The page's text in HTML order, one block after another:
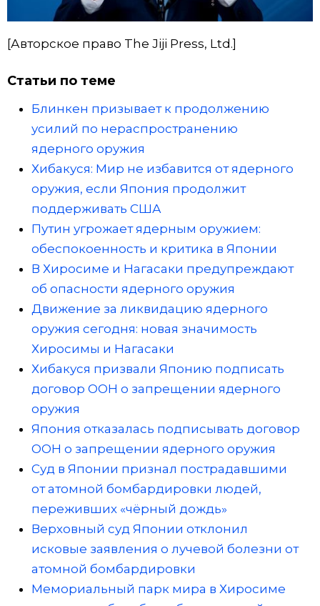
[Авторское право The Jiji Press, Ltd.]
Статьи по теме
Блинкен призывает к продолжению
усилий по нераспространению
ядерного оружия
Хибакуся: Мир не избавится от ядерного
оружия, если Япония продолжит
поддерживать США
Путин угрожает ядерным оружием:
обеспокоенность и критика в Японии
В Хиросиме и Нагасаки предупреждают
об опасности ядерного оружия
Движение за ликвидацию ядерного
оружия сегодня: новая значимость
Хиросимы и Нагасаки
Хибакуся призвали Японию подписать
договор ООН о запрещении ядерного
оружия
Япония отказалась подписывать договор
ООН о запрещении ядерного оружия
Суд в Японии признал пострадавшими
от атомной бомбардировки людей,
переживших «чёрный дождь»
Верховный суд Японии отклонил
исковые заявления о лучевой болезни от
атомной бомбардировки
Мемориальный парк мира в Хиросиме